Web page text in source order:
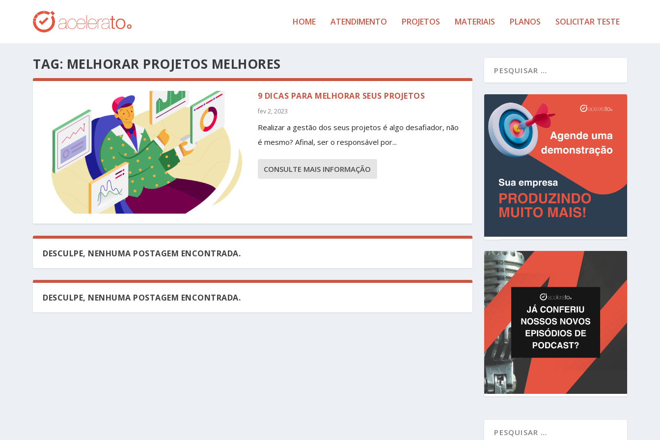
HOME ATENDIMENTO PROJETOS MATERIAIS PLANOS SOLICITAR TESTE
TAG: MELHORAR PROJETOS MELHORES
9 DICAS PARA MELHORAR SEUS PROJETOS
fev 2, 2023
Realizar a gestão dos seus projetos é algo desafiador, não
é mesmo? Afinal, ser o responsável por...
CONSULTE MAIS INFORMAÇÃO
DESCULPE, NENHUMA POSTAGEM ENCONTRADA.
DESCULPE, NENHUMA POSTAGEM ENCONTRADA.